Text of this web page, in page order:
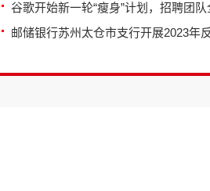
谷歌开始新一轮“瘦身”计划，招聘团
邮储银行苏州太仓市支行开展2023年